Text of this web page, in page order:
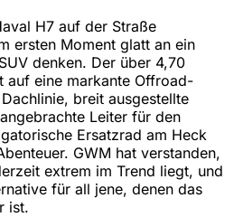
H7 auf der Straße
ersten Moment glatt an ein
denken. Der über 4,70
auf eine markante Offroad-
breit ausgestellte
Leiter für den
Ersatzrad am Heck
GWM hat verstanden,
extrem im Trend liegt, und
für all jene, denen das
ist.